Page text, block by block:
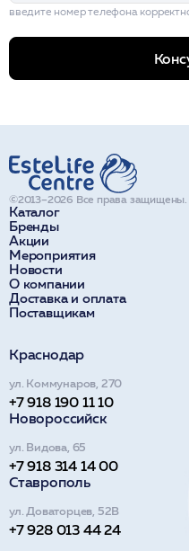
введите номер телефона
Каталог
Бренды
Акции
Мероприятия
Новости
О компании
Доставка и оплата
Поставщикам
©2013–2026 Все права защищены.
Краснодар
ул. Коммунаров, 270
+7 918 190 11 10
Новороссийск
ул. Видова, 65
+7 918 314 14 00
Ставрополь
ул. Доваторцев, 52В
+7 928 013 44 24